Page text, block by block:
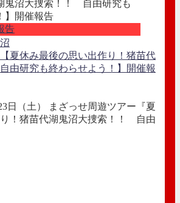
告
夏休み最後の思い出作り！猪苗代
由研究も終わらせよう！】開催報
日（土） まざっせ周遊ツアー『夏
！猪苗代湖鬼沼大捜索！！ 自由